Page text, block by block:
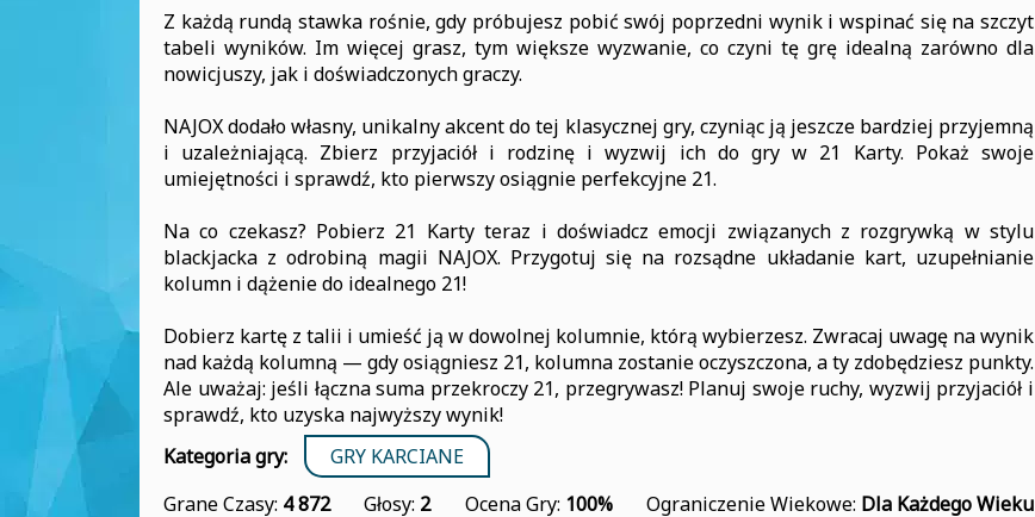
Z każdą rundą stawka rośnie, gdy próbujesz pobić swój poprzedni wynik i wspinać się na szczyt
tabeli wyników. Im więcej grasz, tym większe wyzwanie, co czyni tę grę idealną zarówno dla
nowicjuszy, jak i doświadczonych graczy.
NAJOX dodało własny, unikalny akcent do tej klasycznej gry, czyniąc ją jeszcze bardziej przyjemną
i uzależniającą. Zbierz przyjaciół i rodzinę i wyzwij ich do gry w 21 Karty. Pokaż swoje
umiejętności i sprawdź, kto pierwszy osiągnie perfekcyjne 21.
Na co czekasz? Pobierz 21 Karty teraz i doświadcz emocji związanych z rozgrywką w stylu
blackjacka z odrobiną magii NAJOX. Przygotuj się na rozsądne układanie kart, uzupełnianie
kolumn i dążenie do idealnego 21!
Dobierz kartę z talii i umieść ją w dowolnej kolumnie, którą wybierzesz. Zwracaj uwagę na wynik
nad każdą kolumną — gdy osiągniesz 21, kolumna zostanie oczyszczona, a ty zdobędziesz punkty.
Ale uważaj: jeśli łączna suma przekroczy 21, przegrywasz! Planuj swoje ruchy, wyzwij przyjaciół i
sprawdź, kto uzyska najwyższy wynik!
Kategoria gry:
GRY KARCIANE
Grane Czasy: 4 872 Głosy: 2 Ocena Gry: 100% Ograniczenie Wiekowe: Dla Każdego Wieku